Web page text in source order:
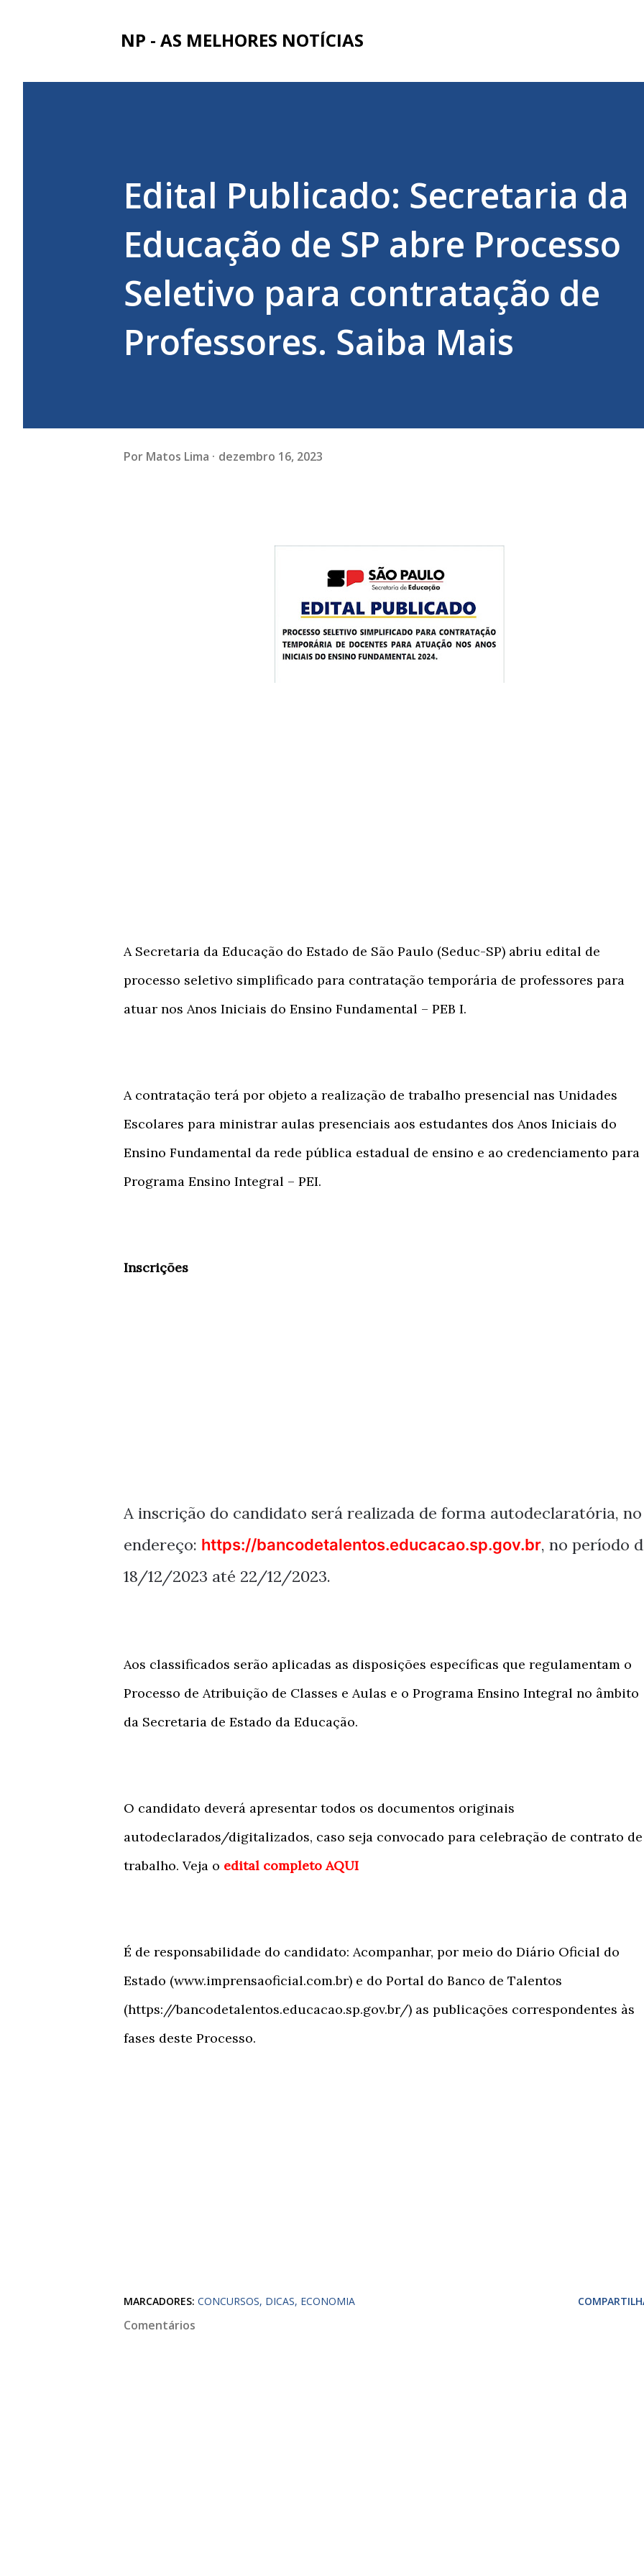
NP - AS MELHORES NOTÍCIAS
Edital Publicado: Secretaria da
Educação de SP abre Processo
Seletivo para contratação de
Professores. Saiba Mais
Por Matos Lima dezembro 16, 2023
A Secretaria da Educação do Estado de São Paulo (Seduc-SP) abriu edital de
processo seletivo simplificado para contratação temporária de professores para
atuar nos Anos Iniciais do Ensino Fundamental – PEB I.
A contratação terá por objeto a realização de trabalho presencial nas Unidades
Escolares para ministrar aulas presenciais aos estudantes dos Anos Iniciais do
Ensino Fundamental da rede pública estadual de ensino e ao credenciamento para
Programa Ensino Integral – PEI.
Inscrições
A inscrição do candidato será realizada de forma autodeclaratória, no
endereço: https://bancodetalentos.educacao.sp.gov.br, no período
18/12/2023 até 22/12/2023.
Aos classificados serão aplicadas as disposições específicas que regulamentam o
Processo de Atribuição de Classes e Aulas e o Programa Ensino Integral no âmbito
da Secretaria de Estado da Educação.
O candidato deverá apresentar todos os documentos originais
autodeclarados/digitalizados, caso seja convocado para celebração de contrato de
trabalho. Veja o edital completo AQUI
É de responsabilidade do candidato: Acompanhar, por meio do Diário Oficial do
Estado (www.imprensaoficial.com.br) e do Portal do Banco de Talentos
(https://bancodetalentos.educacao.sp.gov.br/) as publicações correspondentes às
fases deste Processo.
MARCADORES: CONCURSOS DICAS ECONOMIA
Comentários